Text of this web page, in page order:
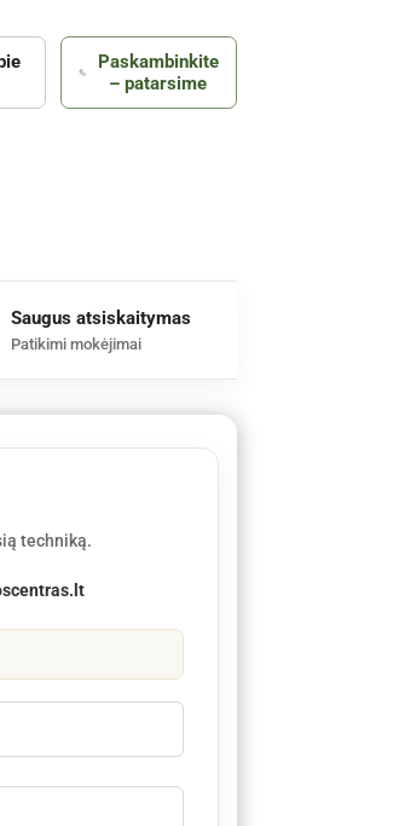
Paskambinkite
– patarsime
Saugus atsiskaitymas
Patikimi mokėjimai
techniką.